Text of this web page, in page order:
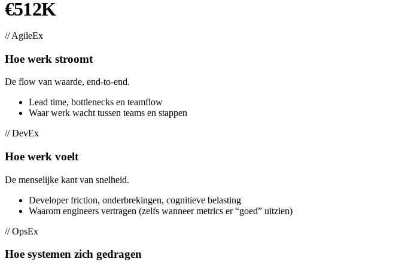
€512K
// AgileEx
Hoe werk stroomt
De flow van waarde, end-to-end.
Lead time, bottlenecks en teamflow
Waar werk wacht tussen teams en stappen
// DevEx
Hoe werk voelt
De menselijke kant van snelheid.
Developer friction, onderbrekingen, cognitieve belasting
Waarom engineers vertragen (zelfs wanneer metrics er “goed” uitzien)
// OpsEx
Hoe systemen zich gedragen